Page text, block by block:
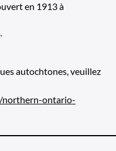
en 1913 à
autochtones, veuillez
northern-ontario-